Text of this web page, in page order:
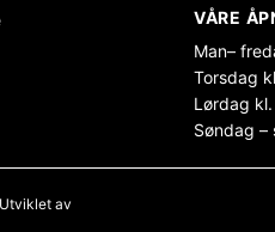
VÅRE
Man–
Torsdag
Lørdag
Søndag –
av